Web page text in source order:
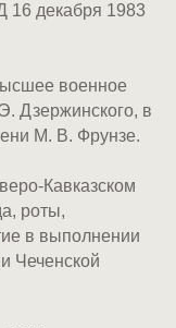
16 декабря 1983
военное
Дзержинского, в
М. В. Фрунзе.
Кавказском
роты,
в выполнении
Чеченской